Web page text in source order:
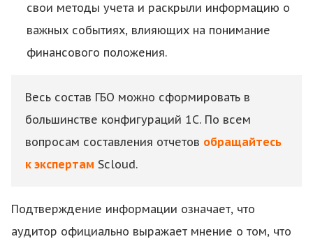
свои методы учета и раскрыли информацию о
важных событиях, влияющих на понимание
финансового положения.
Весь состав ГБО можно сформировать в
большинстве конфигураций 1С. По всем
вопросам составления отчетов обращайтесь
к экспертам Scloud.
Подтверждение информации означает, что
аудитор официально выражает мнение о том, что